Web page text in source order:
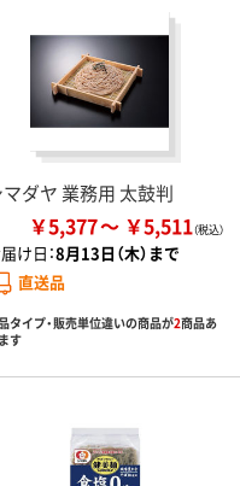
マダヤ 業務用 太鼓判
￥5,377 ￥5,511
け日：8月13日（木）まで
直送品
タイプ・販売単位違いの商品が2商品あ
す